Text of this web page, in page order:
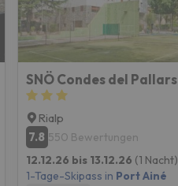
SNÖ Condes del Pallars
Rialp
7.8 550 Bewertungen
12.12.26 bis 13.12.26 (1 Nacht)
1-Tage-Skipass in Port Ainé